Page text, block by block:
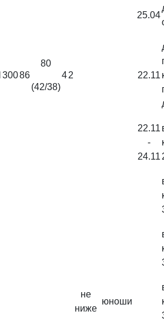
25.04
30086
80
(42/38)
42 22.11
22.11
-
24.11
не
ниже
юноши